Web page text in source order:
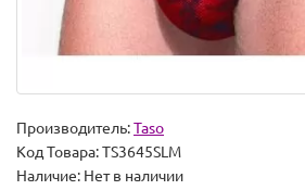
Производитель:Taso
Код Товара:TS3645SLM
Наличие: Нет в наличии